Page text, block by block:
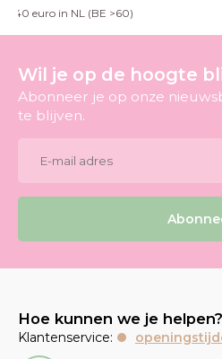
>40 euro in NL (BE >60)
Wil je op de hoogte
Abonneer je op onze
te blijven.
Hoe kunnen we je helpen?
Klantenservice: